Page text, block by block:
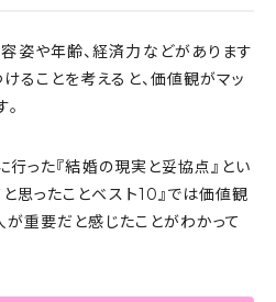
姿や年齢、経済力などがあります
ることを考えると、価値観がマッ
った『結婚の現実と妥協点』とい
思ったことベスト10』では価値観
重要だと感じたことがわかって